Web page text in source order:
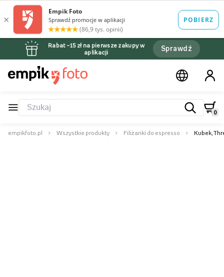
Rabat –15 zł na pierwsze zakupy w
aplikacji
Sprawdź
0
empikfoto.pl Wszystkie produkty Filiżanki do espresso Kubek,